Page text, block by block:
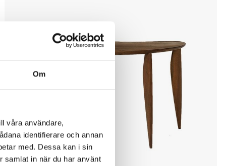
Om
våra användare,
identifierare och annan
med. Dessa kan i sin
samlat in när du har använt